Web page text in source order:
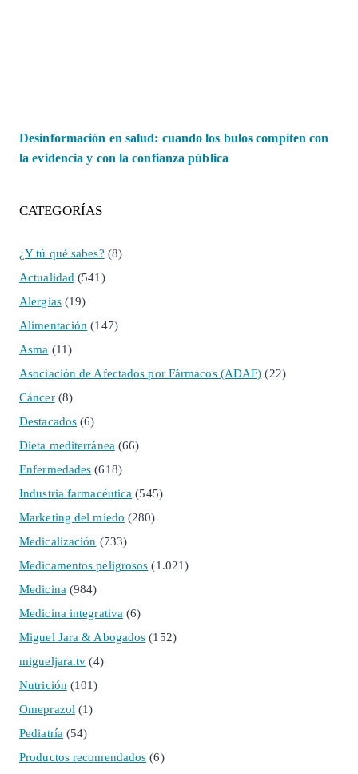
Desinformación en salud: cuando los bulos compiten con
la evidencia y con la confianza pública
CATEGORÍAS
¿Y tú qué sabes? (8)
Actualidad (541)
Alergias(19)
Alimentación (147)
Asma (11)
Asociación de Afectados por Fármacos (ADAF) (22)
Cáncer(8)
Destacados (6)
Dieta mediterránea (66)
Enfermedades (618)
Industria farmacéutica (545)
Marketing del miedo (280)
Medicalización (733)
Medicamentos peligrosos (1.021)
Medicina (984)
Medicina integrativa (6)
Miguel Jara & Abogados (152)
migueljara.tv (4)
Nutrición (101)
Omeprazol (1)
Pediatría (54)
Productos recomendados (6)